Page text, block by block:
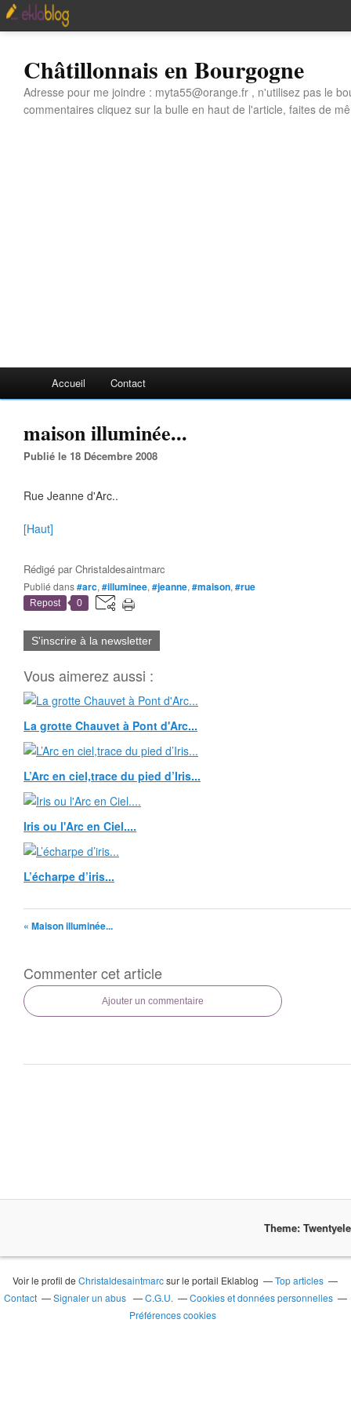
Châtillonnais en Bourgogne
Adresse pour me joindre : myta55@orange.fr , n'utilisez pas le
commentaires cliquez sur la bulle en haut de l'article, faites de
Accueil Contact
maison illuminée...
Publié le 18 Décembre 2008
Rue Jeanne d'Arc..
[Haut]
Rédigé parChristaldesaintmarc
Publié dans#arc, #illuminee, #jeanne, #maison, #rue
Repost 0
S'inscrire à la newsletter
Vous aimerez aussi :
La grotte Chauvet à Pont d'Arc...
L’Arc en ciel,trace du pied d’Iris...
Iris ou l'Arc en Ciel....
L’écharpe d’iris...
« Maison illuminée...
Commenter cet article
Ajouter un commentaire
Theme:
Voir le profil deChristaldesaintmarcsur le portail Eklablog
Top articles
Contact
Signaler un abus C.G.U.
Cookies et données personnelles
Préférences cookies